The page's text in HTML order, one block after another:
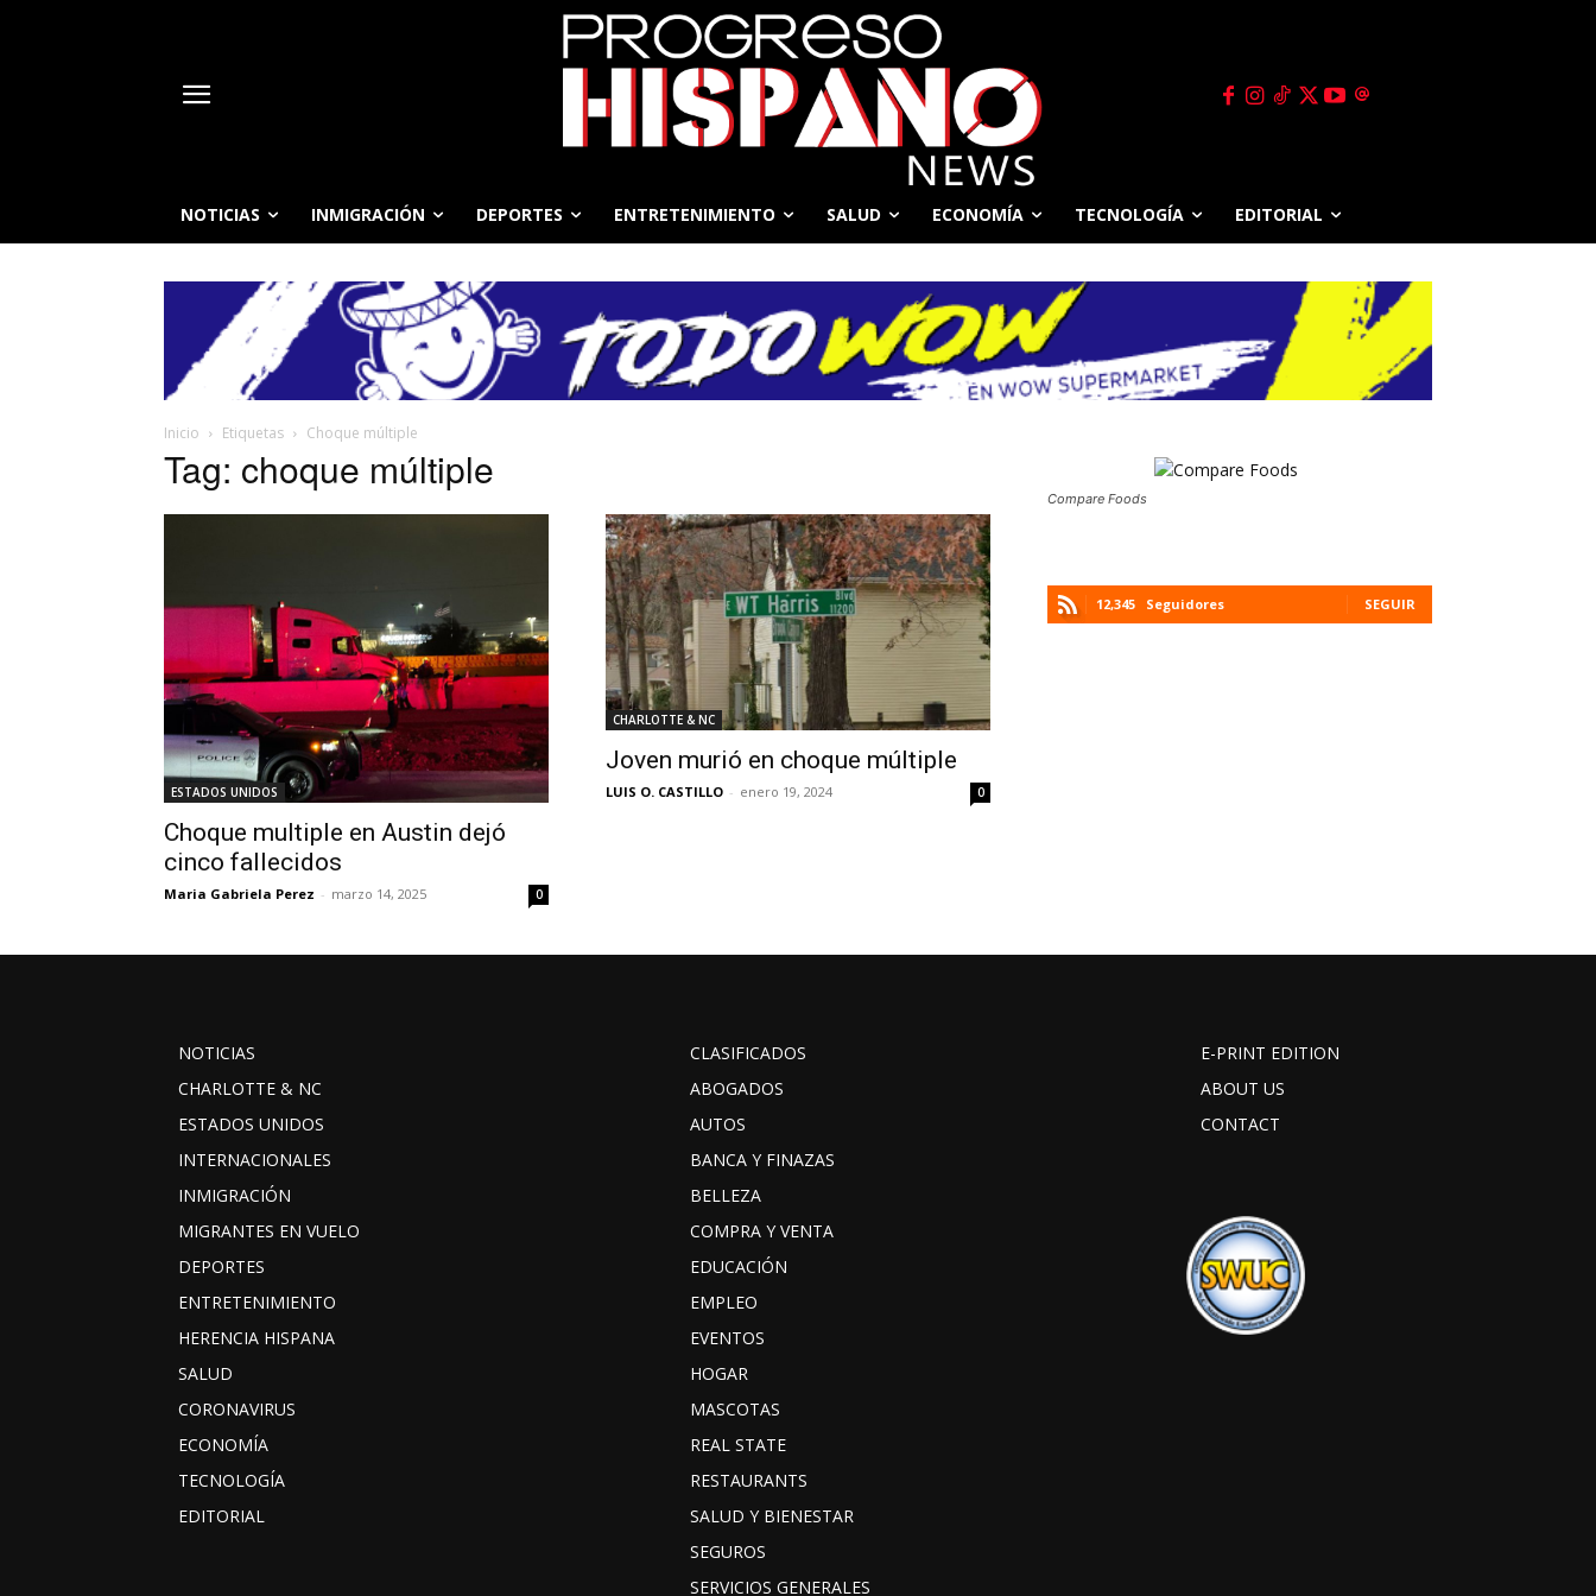
NOTICIAS INMIGRACIÓN DEPORTES ENTRETENIMIENTO SALUD ECONOMÍA TECNOLOGÍA EDITORIAL
Inicio Etiquetas Choque múltiple
Tag: choque múltiple
ESTADOS UNIDOS
Choque multiple en Austin dejó
cinco fallecidos
Maria Gabriela Perez - marzo 14, 2025 0
CHARLOTTE & NC
Joven murió en choque múltiple
LUIS O. CASTILLO - enero 19, 2024 0
Compare Foods
12,345 Seguidores SEGUIR
NOTICIAS
CHARLOTTE & NC
ESTADOS UNIDOS
INTERNACIONALES
INMIGRACIÓN
MIGRANTES EN VUELO
DEPORTES
ENTRETENIMIENTO
HERENCIA HISPANA
SALUD
CORONAVIRUS
ECONOMÍA
TECNOLOGÍA
EDITORIAL
CLASIFICADOS
ABOGADOS
AUTOS
BANCA Y FINAZAS
BELLEZA
COMPRA Y VENTA
EDUCACIÓN
EMPLEO
EVENTOS
HOGAR
MASCOTAS
REAL STATE
RESTAURANTS
SALUD Y BIENESTAR
SEGUROS
SERVICIOS GENERALES
E-PRINT EDITION
ABOUT US
CONTACT